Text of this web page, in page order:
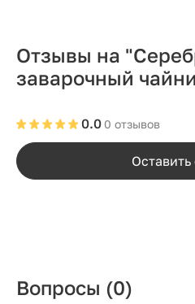
Отзывы на
заварочный
0 отзывов
0.0
Вопросы (0)